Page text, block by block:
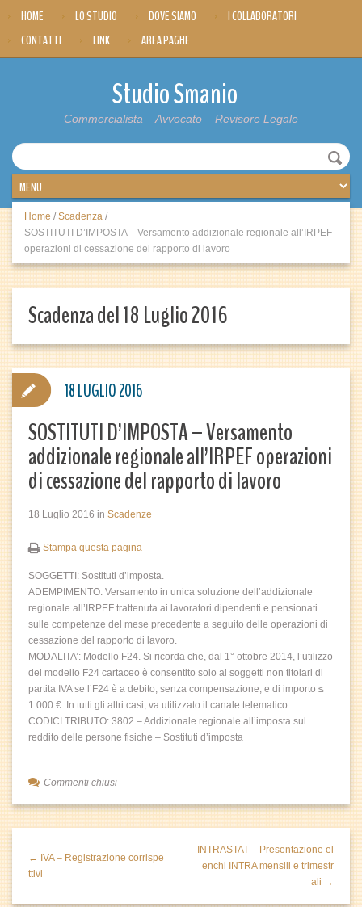
HOME LO STUDIO DOVE SIAMO
I COLLABORATORI
CONTATTI
LINK AREA PAGHE
Studio Smanio
Commercialista – Avvocato – Revisore Legale
Home / Scadenza /
SOSTITUTI D’IMPOSTA – Versamento addizionale regionale all’IRPEF
operazioni di cessazione del rapporto di lavoro
Scadenza del 18 Luglio 2016
SOSTITUTI D’IMPOSTA – Versamento
addizionale regionale all’IRPEF operazioni
di cessazione del rapporto di lavoro
18 Luglio 2016 in Scadenze
Stampa questa pagina
SOGGETTI: Sostituti d’imposta.
ADEMPIMENTO: Versamento in unica soluzione dell’addizionale
regionale all’IRPEF trattenuta ai lavoratori dipendenti e pensionati
sulle competenze del mese precedente a seguito delle operazioni di
cessazione del rapporto di lavoro.
MODALITA’: Modello F24. Si ricorda che, dal 1° ottobre 2014, l’utilizzo
del modello F24 cartaceo è consentito solo ai soggetti non titolari di
partita IVA se l’F24 è a debito, senza compensazione, e di importo ≤
1.000 €. In tutti gli altri casi, va utilizzato il canale telematico.
CODICI TRIBUTO: 3802 – Addizionale regionale all’imposta sul
reddito delle persone fisiche – Sostituti d’imposta
18 LUGLIO 2016
Commenti chiusi
← IVA – Registrazione corrispe
ttivi
INTRASTAT – Presentazione el
enchi INTRA mensili e trimestr
ali →